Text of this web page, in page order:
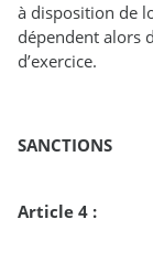
à disposition de
dépendent alors
d’exercice.
SANCTIONS
Article 4 :